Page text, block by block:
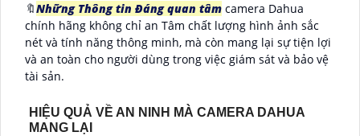
🔖Những Thông tin Đáng quan tâm camera Dahua
chính hãng không chỉ an Tâm chất lượng hình ảnh sắc
nét và tính năng thông minh, mà còn mang lại sự tiện lợi
và an toàn cho người dùng trong việc giám sát và bảo vệ
tài sản.
HIỆU QUẢ VỀ AN NINH MÀ CAMERA DAHUA
MANG LẠI